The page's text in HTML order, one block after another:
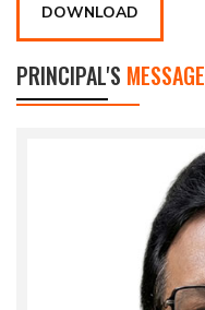
DOWNLOAD
PRINCIPAL'S MESSAGE